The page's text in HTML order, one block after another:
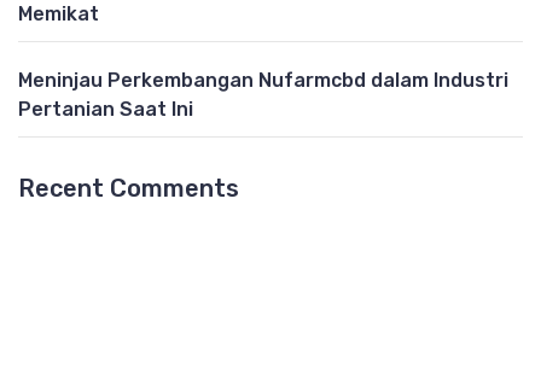
Memikat
Meninjau Perkembangan Nufarmcbd dalam Industri
Pertanian Saat Ini
Recent Comments